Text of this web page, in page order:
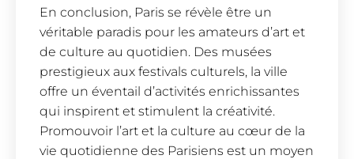
En conclusion, Paris se révèle être un
véritable paradis pour les amateurs d’art et
de culture au quotidien. Des musées
prestigieux aux festivals culturels, la ville
offre un éventail d’activités enrichissantes
qui inspirent et stimulent la créativité.
Promouvoir l’art et la culture au cœur de la
vie quotidienne des Parisiens est un moyen